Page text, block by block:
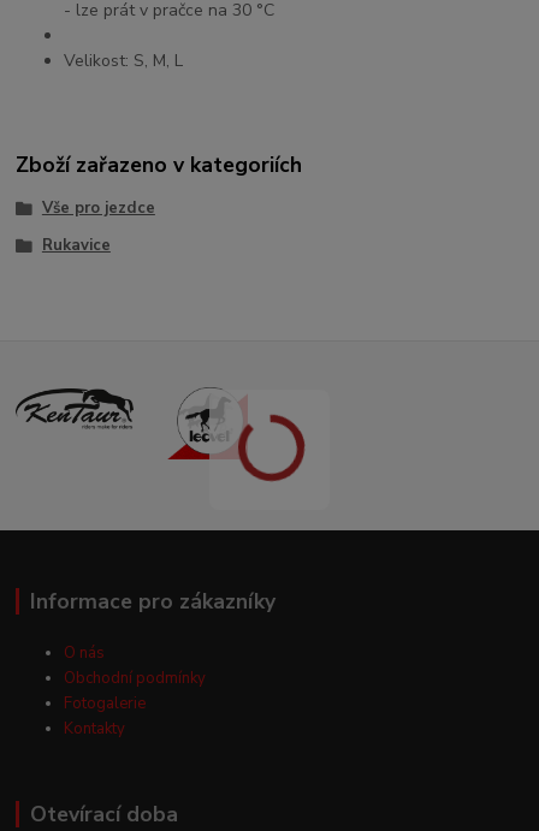
- lze prát v pračce na 30 °C
Velikost: S, M, L
Zboží zařazeno v kategoriích
Vše pro jezdce
Rukavice
Informace pro zákazníky
O nás
Obchodní podmínky
Fotogalerie
Kontakty
Otevírací doba